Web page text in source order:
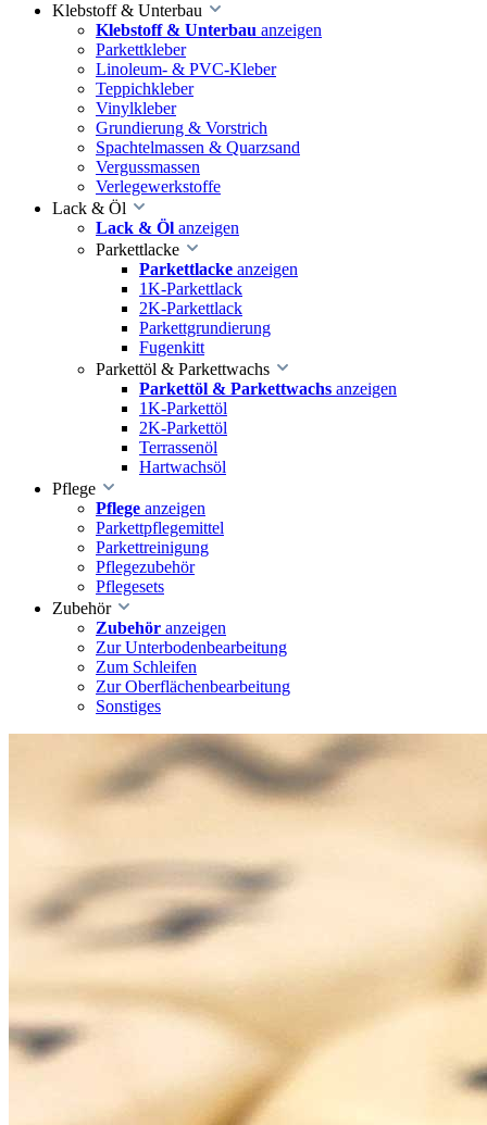
Klebstoff & Unterbau
Klebstoff & Unterbau anzeigen
Parkettkleber
Linoleum- & PVC-Kleber
Teppichkleber
Vinylkleber
Grundierung & Vorstrich
Spachtelmassen & Quarzsand
Vergussmassen
Verlegewerkstoffe
Lack & Öl
Lack & Öl anzeigen
Parkettlacke
Parkettlacke anzeigen
1K-Parkettlack
2K-Parkettlack
Parkettgrundierung
Fugenkitt
Parkettöl & Parkettwachs
Parkettöl & Parkettwachs anzeigen
1K-Parkettöl
2K-Parkettöl
Terrassenöl
Hartwachsöl
Pflege
Pflege anzeigen
Parkettpflegemittel
Parkettreinigung
Pflegezubehör
Pflegesets
Zubehör
Zubehör anzeigen
Zur Unterbodenbearbeitung
Zum Schleifen
Zur Oberflächenbearbeitung
Sonstiges